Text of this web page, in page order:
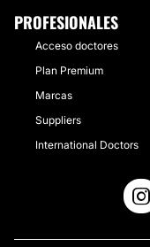
PROFESIONALES
Acceso doctores
Plan Premium
Marcas
Suppliers
International Doctors